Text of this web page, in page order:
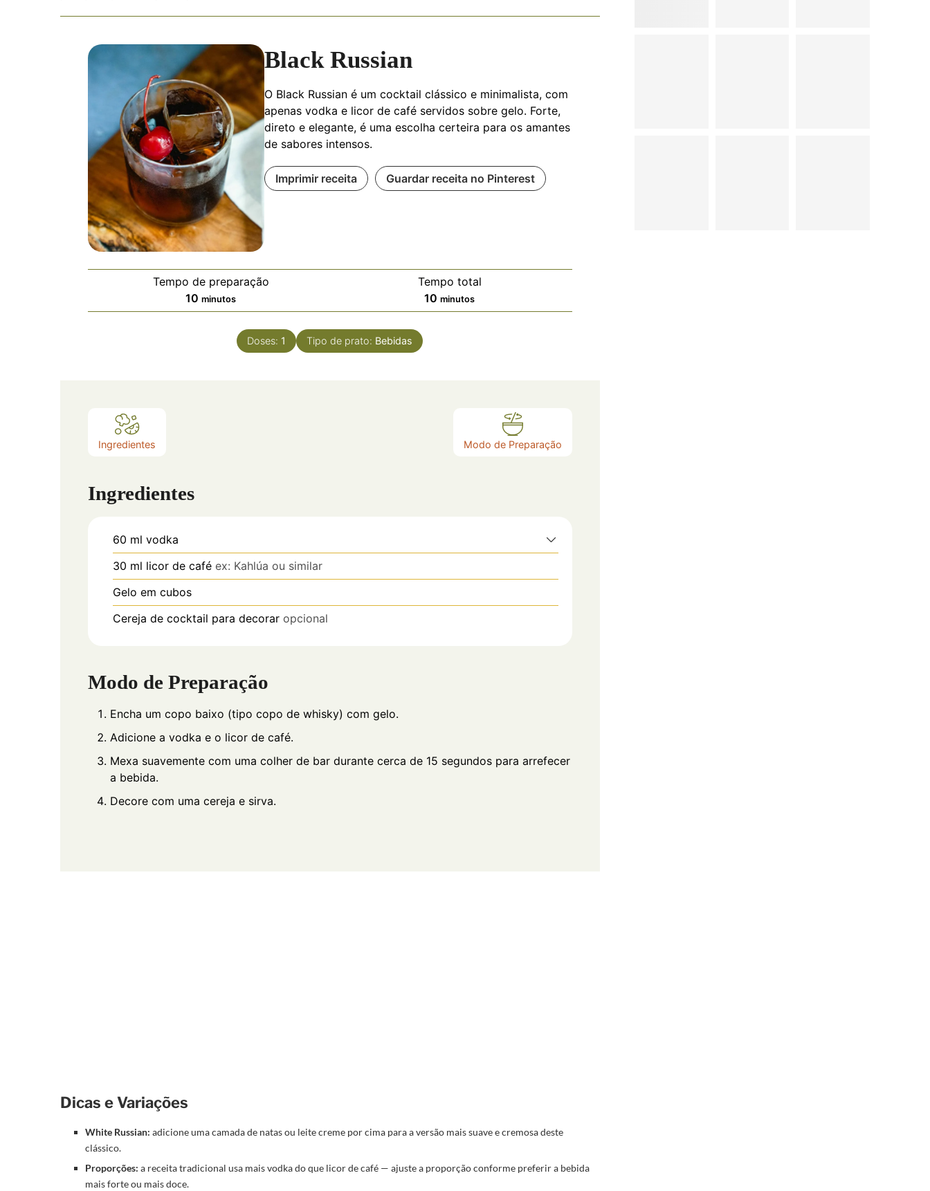
Black Russian
O Black Russian é um cocktail clássico e minimalista, com
apenas vodka e licor de café servidos sobre gelo. Forte,
direto e elegante, é uma escolha certeira para os amantes
de sabores intensos.
Imprimir receita Guardar receita no Pinterest
Tempo de preparação
10 minutos
Tempo total
10 minutos
Doses: 1 Tipo de prato: Bebidas
Ingredientes Modo de Preparação
Ingredientes
60 ml vodka
30 ml licor de café ex: Kahlúa ou similar
Gelo em cubos
Cereja de cocktail para decorar opcional
Modo de Preparação
Encha um copo baixo (tipo copo de whisky) com gelo.
Adicione a vodka e o licor de café.
Mexa suavemente com uma colher de bar durante cerca de 15 segundos para arrefecer
a bebida.
Decore com uma cereja e sirva.
Dicas e Variações
White Russian: adicione uma camada de natas ou leite creme por cima para a versão mais suave e cremosa deste
clássico.
Proporções: a receita tradicional usa mais vodka do que licor de café — ajuste a proporção conforme preferir a bebida
mais forte ou mais doce.